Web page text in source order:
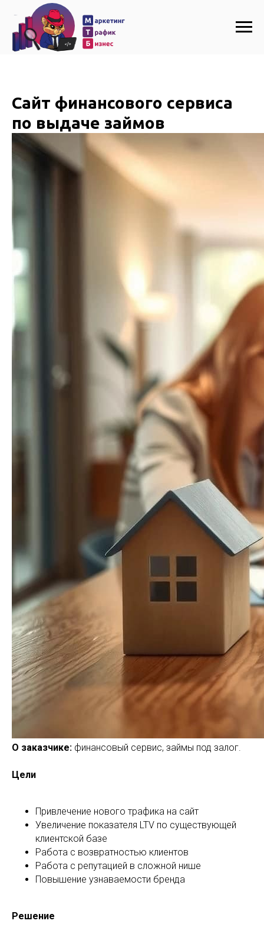
Сайт финансового сервиса
по выдаче займов
О заказчике: финансовый сервис, займы под залог.
Цели
Привлечение нового трафика на сайт
Увеличение показателя LTV по существующей
клиентской базе
Работа с возвратностью клиентов
Работа с репутацией в сложной нише
Повышение узнаваемости бренда
Решение
Блог